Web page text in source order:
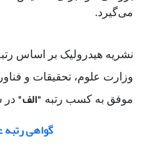
می‌گیرد.
نشریه هیدرولیک بر اساس
وزارت علوم، تحقیقات و
موفق به کسب رتبه "الف" در
گواهی رتبه